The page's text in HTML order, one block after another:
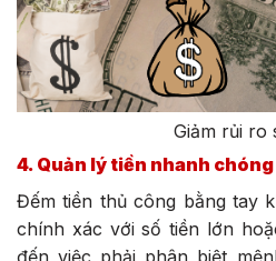
Giảm rủi ro
4. Quản lý tiền nhanh chóng
Đếm tiền thủ công bằng tay
chính xác với số tiền lớn
đến việc phải phân biệt